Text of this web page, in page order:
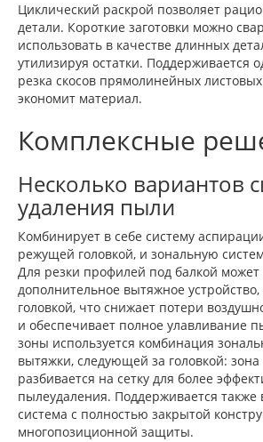
Циклический раскрой позволяет
детали. Короткие заготовки можно
использовать в качестве длинных
утилизируя остатки. Поддерживается
резка скосов прямолинейных
экономит материал.
Комплексные
Несколько вариантов
удаления пыли
Комбинирует в себе систему
режущей головкой, и зональную
Для резки профилей под балкой может
дополнительное вытяжное
головкой, что снижает потери
и обеспечивает полное улавливание
зоны используется комбинация
вытяжки, следующей за головкой: зона
разбивается на сетку для более
пылеудаления. Поддерживается также
система с полностью закрытой
многопозиционной защиты.